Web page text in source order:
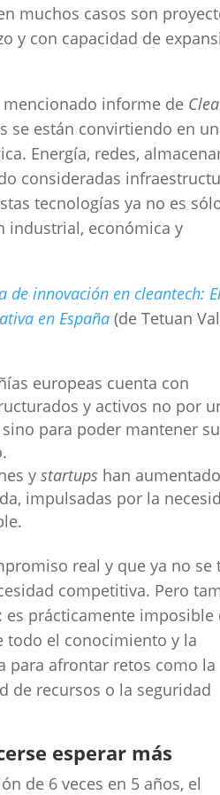
muchos casos son
y con capacidad de
informe de
se están convirtiendo en
Energía, redes,
consideradas
tecnologías ya no es
industrial, económica y
de innovación en cleantech:
en España (de Tetuan
europeas cuenta con
y activos no por
para poder mantener su
y startups han
impulsadas por la
real y que ya no se
competitiva. Pero
prácticamente imposible
todo el conocimiento y la
para afrontar retos como la
de recursos o la seguridad
esperar más
de 6 veces en 5 años, el